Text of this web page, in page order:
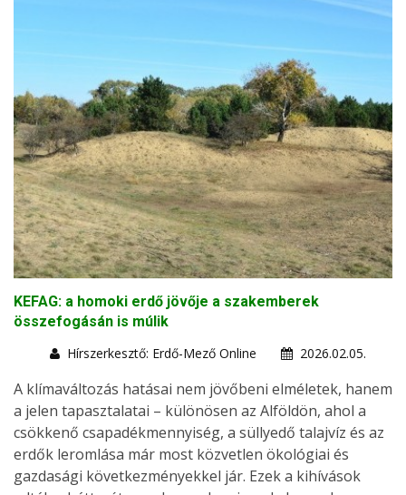
KEFAG: a homoki erdő jövője a szakemberek
összefogásán is múlik
Hírszerkesztő: Erdő-Mező Online
2026.02.05.
A klímaváltozás hatásai nem jövőbeni elméletek, hanem
a jelen tapasztalatai – különösen az Alföldön, ahol a
csökkenő csapadékmennyiség, a süllyedő talajvíz és az
erdők leromlása már most közvetlen ökológiai és
gazdasági következményekkel jár. Ezek a kihívások